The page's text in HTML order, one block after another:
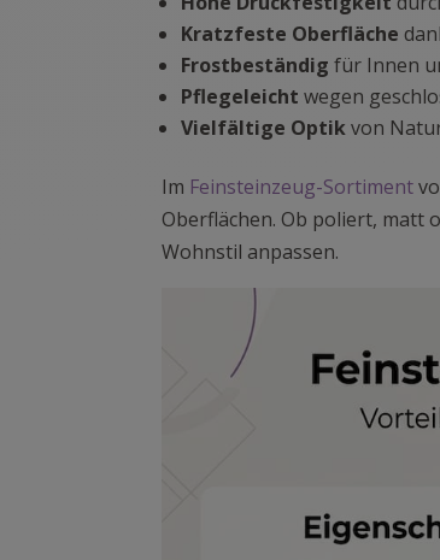
Kratzfeste Oberfläche
Frostbeständig für Innen
Pflegeleicht wegen
Vielfältige Optikvon
Im Feinsteinzeug-Sortiment
Oberflächen. Ob poliert, matt
Wohnstil anpassen.